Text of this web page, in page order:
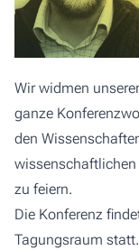
Wir widmen
ganze
den
wissenschaftlichen
zu feiern.
Die Konferenz
Tagungsraum